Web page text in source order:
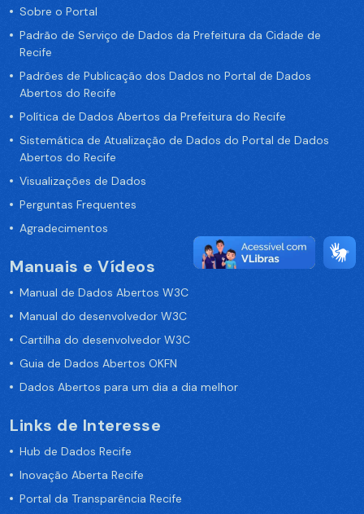
Sobre o Portal
Padrão de Serviço de Dados da Prefeitura da Cidade de
Recife
Padrões de Publicação dos Dados no Portal de Dados
Abertos do Recife
Política de Dados Abertos da Prefeitura do Recife
Sistemática de Atualização de Dados do Portal de Dados
Abertos do Recife
Visualizações de Dados
Perguntas Frequentes
Agradecimentos
Manuais e Vídeos
Manual de Dados Abertos W3C
Manual do desenvolvedor W3C
Cartilha do desenvolvedor W3C
Guia de Dados Abertos OKFN
Dados Abertos para um dia a dia melhor
Links de Interesse
Hub de Dados Recife
Inovação Aberta Recife
Portal da Transparência Recife